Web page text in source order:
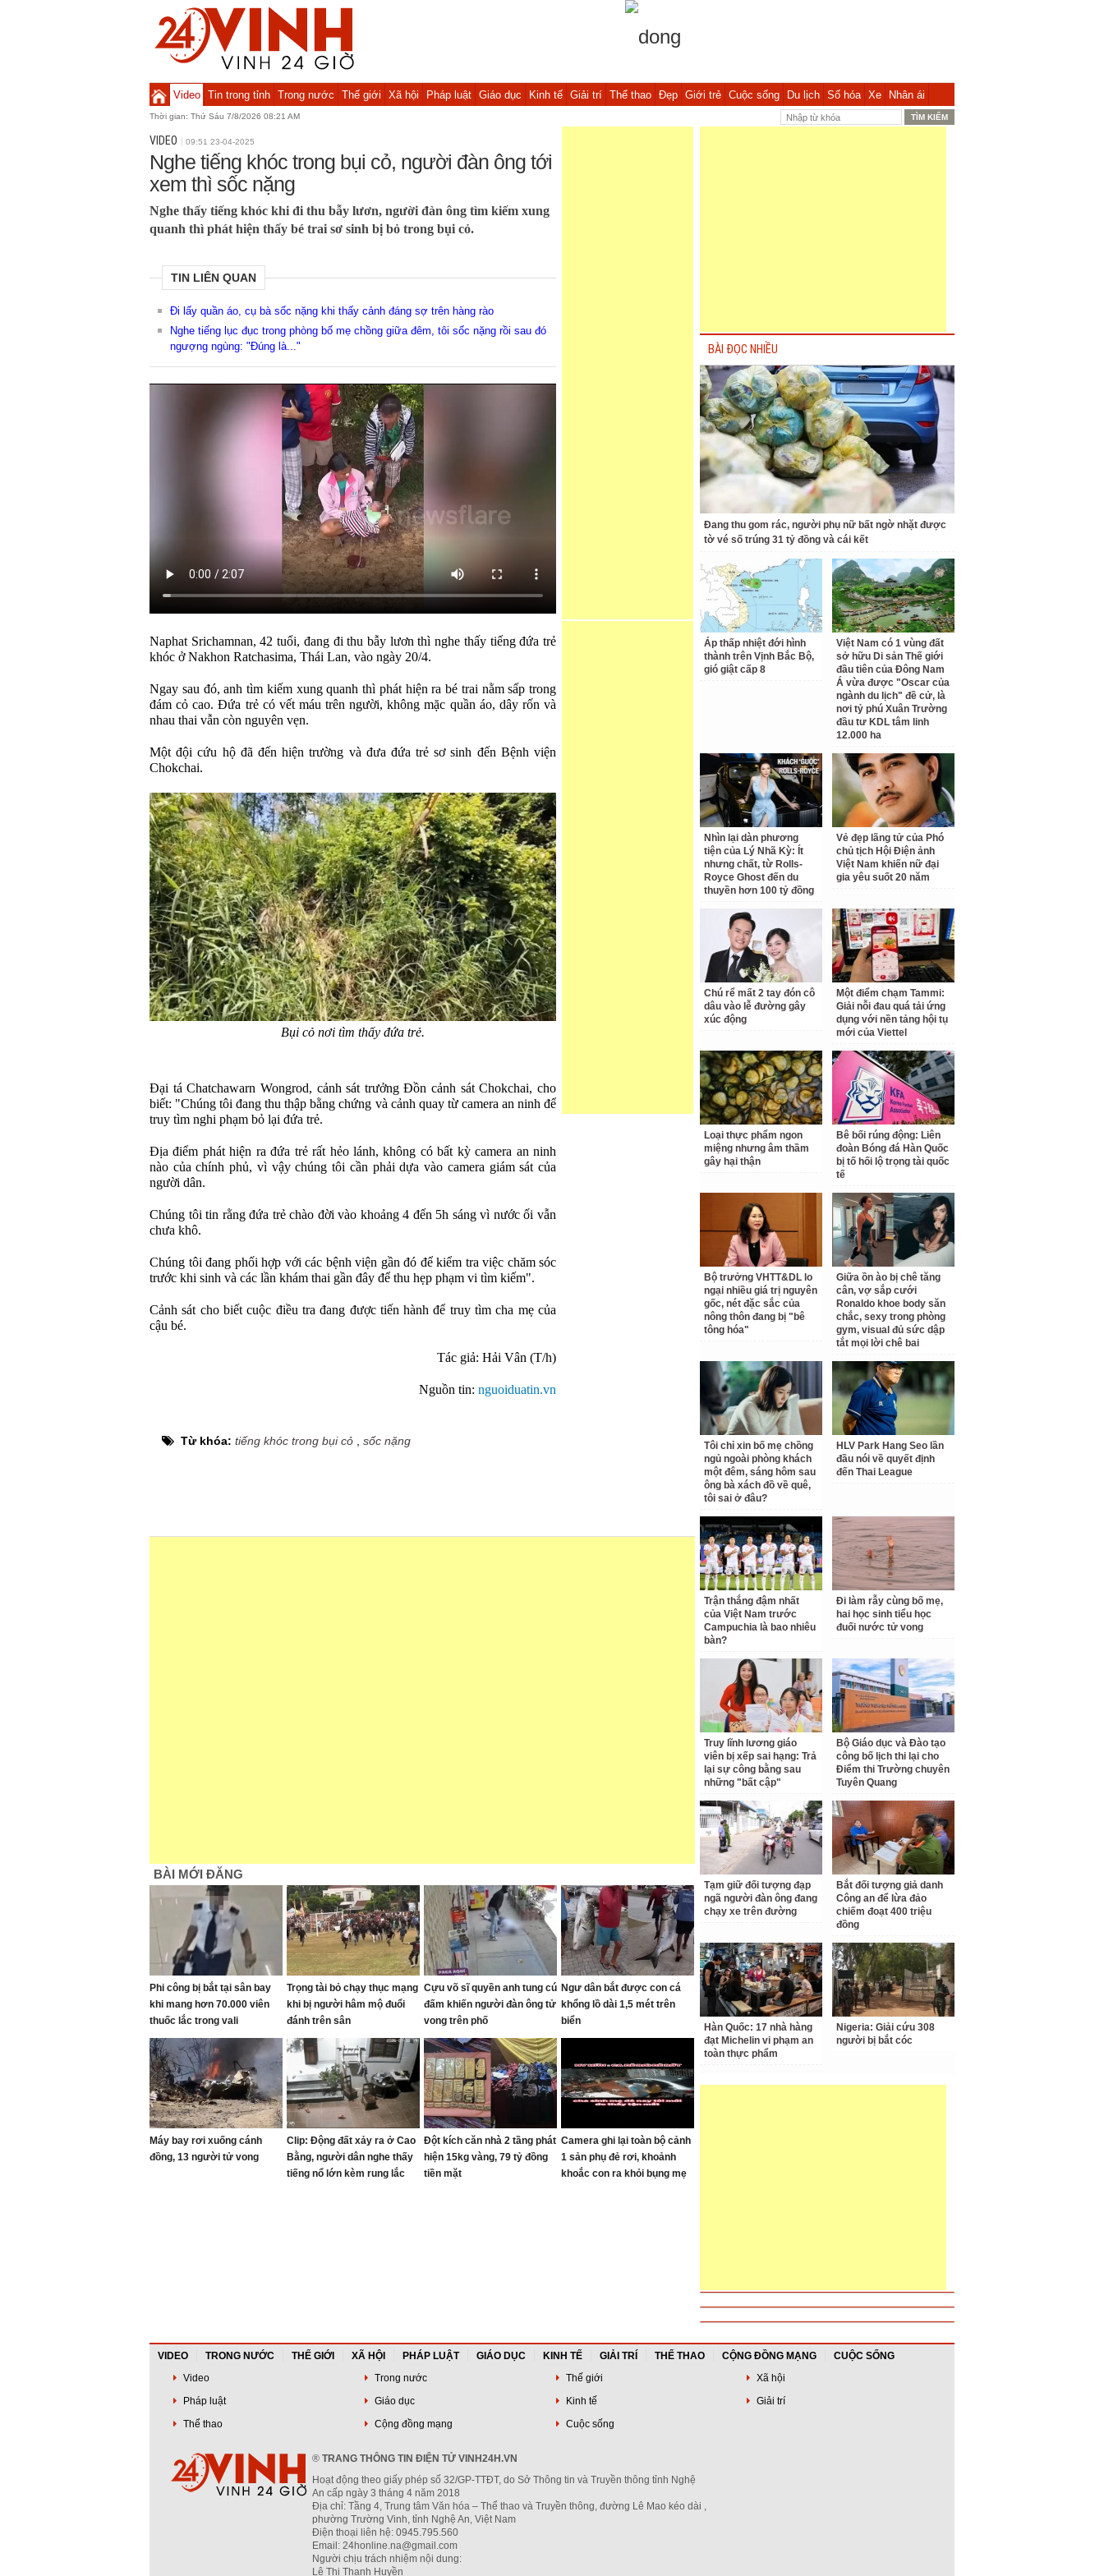
Video Tin trong tỉnh Trong nước Thế giới Xã hội Pháp luật Giáo dục Kinh tế Giải trí Thể thao Đẹp Giới trẻ Cuộc sống Du lịch Số hóa Xe Nhân ái
Thời gian: Thứ Sáu 7/8/2026 08:21 AM
VIDEO 09:51 23-04-2025
Nghe tiếng khóc trong bụi cỏ, người đàn ông tới
xem thì sốc nặng
Nghe thấy tiếng khóc khi đi thu bẫy lươn, người đàn ông tìm kiếm xung
quanh thì phát hiện thấy bé trai sơ sinh bị bỏ trong bụi cỏ.
TIN LIÊN QUAN
Đi lấy quần áo, cụ bà sốc nặng khi thấy cảnh đáng sợ trên hàng rào
Nghe tiếng lục đục trong phòng bố mẹ chồng giữa đêm, tôi sốc nặng rồi sau đó
ngượng ngùng: "Đúng là..."
Naphat Srichamnan, 42 tuổi, đang đi thu bẫy lươn thì nghe thấy tiếng đứa trẻ
khóc ở Nakhon Ratchasima, Thái Lan, vào ngày 20/4.
Ngay sau đó, anh tìm kiếm xung quanh thì phát hiện ra bé trai nằm sấp trong
đám cỏ cao. Đứa trẻ có vết máu trên người, không mặc quần áo, dây rốn và
nhau thai vẫn còn nguyên vẹn.
Một đội cứu hộ đã đến hiện trường và đưa đứa trẻ sơ sinh đến Bệnh viện
Chokchai.
Bụi cỏ nơi tìm thấy đứa trẻ.
Đại tá Chatchawarn Wongrod, cảnh sát trưởng Đồn cảnh sát Chokchai, cho
biết: "Chúng tôi đang thu thập bằng chứng và cảnh quay từ camera an ninh để
truy tìm nghi phạm bỏ lại đứa trẻ.
Địa điểm phát hiện ra đứa trẻ rất hẻo lánh, không có bất kỳ camera an ninh
nào của chính phủ, vì vậy chúng tôi cần phải dựa vào camera giám sát của
người dân.
Chúng tôi tin rằng đứa trẻ chào đời vào khoảng 4 đến 5h sáng vì nước ối vẫn
chưa khô.
Chúng tôi đang phối hợp với các bệnh viện gần đó để kiểm tra việc chăm sóc
trước khi sinh và các lần khám thai gần đây để thu hẹp phạm vi tìm kiếm".
Cảnh sát cho biết cuộc điều tra đang được tiến hành để truy tìm cha mẹ của
cậu bé.
Tác giả: Hải Vân (T/h)
Nguồn tin: nguoiduatin.vn
Từ khóa: tiếng khóc trong bụi cỏ sốc nặng
BÀI MỚI ĐĂNG
Phi công bị bắt tại sân bay
khi mang hơn 70.000 viên
thuốc lắc trong vali
Trọng tài bỏ chạy thục mạng
khi bị người hâm mộ đuổi
đánh trên sân
Cựu võ sĩ quyền anh tung cú
đấm khiến người đàn ông tử
vong trên phố
Ngư dân bắt được con cá
khổng lồ dài 1,5 mét trên
biển
Máy bay rơi xuống cánh
đồng, 13 người tử vong
Clip: Động đất xảy ra ở Cao
Bằng, người dân nghe thấy
tiếng nổ lớn kèm rung lắc
Đột kích căn nhà 2 tầng phát
hiện 15kg vàng, 79 tỷ đồng
tiền mặt
Camera ghi lại toàn bộ cảnh
1 sản phụ đẻ rơi, khoảnh
khoắc con ra khỏi bụng mẹ
BÀI ĐỌC NHIỀU
Đang thu gom rác, người phụ nữ bất ngờ nhặt được
tờ vé số trúng 31 tỷ đồng và cái kết
Áp thấp nhiệt đới hình
thành trên Vịnh Bắc Bộ,
gió giật cấp 8
Việt Nam có 1 vùng đất
sở hữu Di sản Thế giới
đầu tiên của Đông Nam
Á vừa được "Oscar của
ngành du lịch" đề cử, là
nơi tỷ phú Xuân Trường
đầu tư KDL tâm linh
12.000 ha
Nhìn lại dàn phương
tiện của Lý Nhã Kỳ: Ít
nhưng chất, từ Rolls-
Royce Ghost đến du
thuyền hơn 100 tỷ đồng
Vẻ đẹp lãng tử của Phó
chủ tịch Hội Điện ảnh
Việt Nam khiến nữ đại
gia yêu suốt 20 năm
Chú rể mất 2 tay đón cô
dâu vào lễ đường gây
xúc động
Một điểm chạm Tammi:
Giải nỗi đau quá tải ứng
dụng với nền tảng hội tụ
mới của Viettel
Loại thực phẩm ngon
miệng nhưng âm thầm
gây hại thận
Bê bối rúng động: Liên
đoàn Bóng đá Hàn Quốc
bị tố hối lộ trọng tài quốc
tế
Bộ trưởng VHTT&DL lo
ngại nhiều giá trị nguyên
gốc, nét đặc sắc của
nông thôn đang bị "bê
tông hóa"
Giữa ồn ào bị chê tăng
cân, vợ sắp cưới
Ronaldo khoe body săn
chắc, sexy trong phòng
gym, visual đủ sức dập
tắt mọi lời chê bai
Tôi chỉ xin bố mẹ chồng
ngủ ngoài phòng khách
một đêm, sáng hôm sau
ông bà xách đồ về quê,
tôi sai ở đâu?
HLV Park Hang Seo lần
đầu nói về quyết định
đến Thai League
Trận thắng đậm nhất
của Việt Nam trước
Campuchia là bao nhiêu
bàn?
Đi làm rẫy cùng bố mẹ,
hai học sinh tiểu học
đuối nước tử vong
Truy lĩnh lương giáo
viên bị xếp sai hạng: Trả
lại sự công bằng sau
những "bất cập"
Bộ Giáo dục và Đào tạo
công bố lịch thi lại cho
Điểm thi Trường chuyên
Tuyên Quang
Tạm giữ đối tượng đạp
ngã người đàn ông đang
chạy xe trên đường
Bắt đối tượng giả danh
Công an để lừa đảo
chiếm đoạt 400 triệu
đồng
Hàn Quốc: 17 nhà hàng
đạt Michelin vi phạm an
toàn thực phẩm
Nigeria: Giải cứu 308
người bị bắt cóc
VIDEO TRONG NƯỚC THẾ GIỚI XÃ HỘI PHÁP LUẬT GIÁO DỤC KINH TẾ GIẢI TRÍ THỂ THAO CỘNG ĐỒNG MẠNG
CUỘC SỐNG
Video
Trong nước Thế giới
Xã hội
Pháp luật
Giáo dục Kinh tế
Giải trí
Thể thao
Cộng đồng mạng Cuộc sống
® TRANG THÔNG TIN ĐIỆN TỬ VINH24H.VN
Hoạt động theo giấy phép số 32/GP-TTĐT, do Sở Thông tin và Truyền thông tỉnh Nghệ
An cấp ngày 3 tháng 4 năm 2018
Địa chỉ: Tầng 4, Trung tâm Văn hóa – Thể thao và Truyền thông, đường Lê Mao kéo dài ,
phường Trường Vinh, tỉnh Nghệ An, Việt Nam
Điện thoại liên hệ: 0945.795.560
Email: 24honline.na@gmail.com
Người chịu trách nhiệm nội dung:
Lê Thị Thanh Huyền